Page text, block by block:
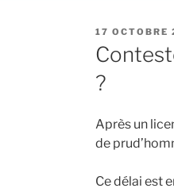
PUBLIÉ
LE
17 OCTOBRE
?
Après un
de
Ce délai est